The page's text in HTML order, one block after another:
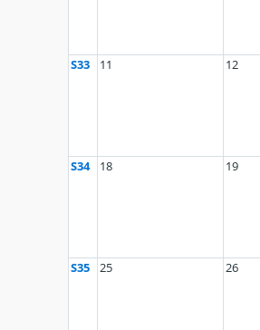
S33 11 12
S34 18 19
S35 25 26